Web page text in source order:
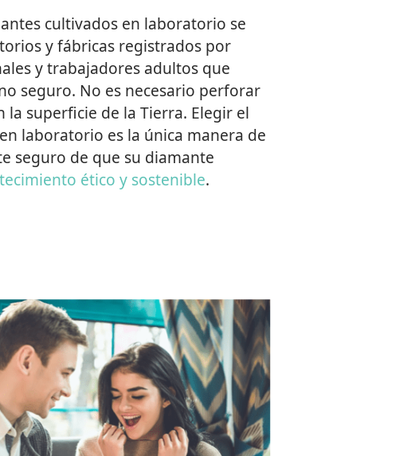
cultivados en laboratorio se
y fábricas registrados por
y trabajadores adultos que
seguro. No es necesario perforar
la superficie de la Tierra. Elegir el
laboratorio es la única manera de
seguro de que su diamante
ético y sostenible.